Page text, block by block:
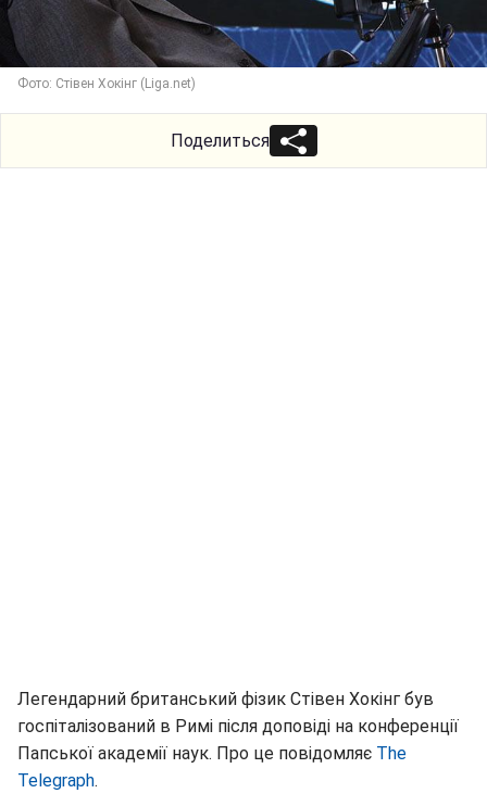
Фото: Стівен Хокінг (Liga.net)
Поделиться
Легендарний британський фізик Стівен Хокінг був
госпіталізований в Римі після доповіді на конференції
Папської академії наук. Про це повідомляє The
Telegraph.